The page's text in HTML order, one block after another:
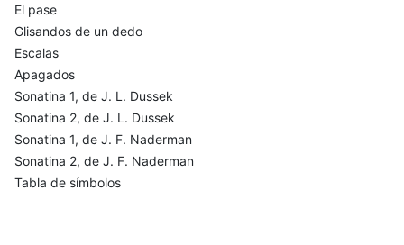
El pase
Glisandos de un dedo
Escalas
Apagados
Sonatina 1, de J. L. Dussek
Sonatina 2, de J. L. Dussek
Sonatina 1, de J. F. Naderman
Sonatina 2, de J. F. Naderman
Tabla de símbolos